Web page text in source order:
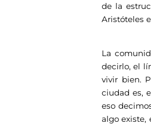
de la
Aristóteles
La
decirlo, el
vivir bien.
ciudad es,
eso
algo existe,